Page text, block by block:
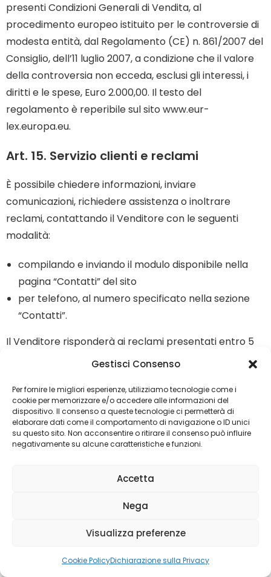
Gestisci Consenso
Per fornire le migliori esperienze, utilizziamo tecnologie come i
cookie per memorizzare e/o accedere alle informazioni del
dispositivo. Il consenso a queste tecnologie ci permetterà di
elaborare dati come il comportamento di navigazione o ID unici
su questo sito. Non acconsentire o ritirare il consenso può influire
negativamente su alcune caratteristiche e funzioni.
Accetta
Nega
Visualizza preferenze
Cookie PolicyDichiarazione sulla Privacy
presenti Condizioni Generali di Vendita, al
procedimento europeo istituito per le controversie di
modesta entità, dal Regolamento (CE) n. 861/2007 del
Consiglio, dell’11 luglio 2007, a condizione che il valore
della controversia non ecceda, esclusi gli interessi, i
diritti e le spese, Euro 2.000,00. Il testo del
regolamento è reperibile sul sito www.eur-
lex.europa.eu.
Art. 15. Servizio clienti e reclami
È possibile chiedere informazioni, inviare
comunicazioni, richiedere assistenza o inoltrare
reclami, contattando il Venditore con le seguenti
modalità:
compilando e inviando il modulo disponibile nella
pagina “Contatti” del sito
per telefono, al numero specificato nella sezione
“Contatti”.
Il Venditore risponderà ai reclami presentati entro 5
giorni dal ricevimento degli stessi.
Art. 16. Varie
16.1Esclusivamente per ordini corporate/aziendali
superiori alle 50 unità, è possibile contattare il
Venditore all’indirizzo e-mail
Venditore si riserva di accettare l’ordine di acquisto
e di concordare con il cliente le modalità di
Lei può contattare il Venditore via telefono ai